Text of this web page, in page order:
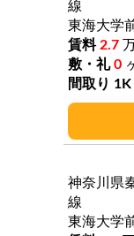
線
東海大学
2.7
0
1K
神奈川県
線
東海大学